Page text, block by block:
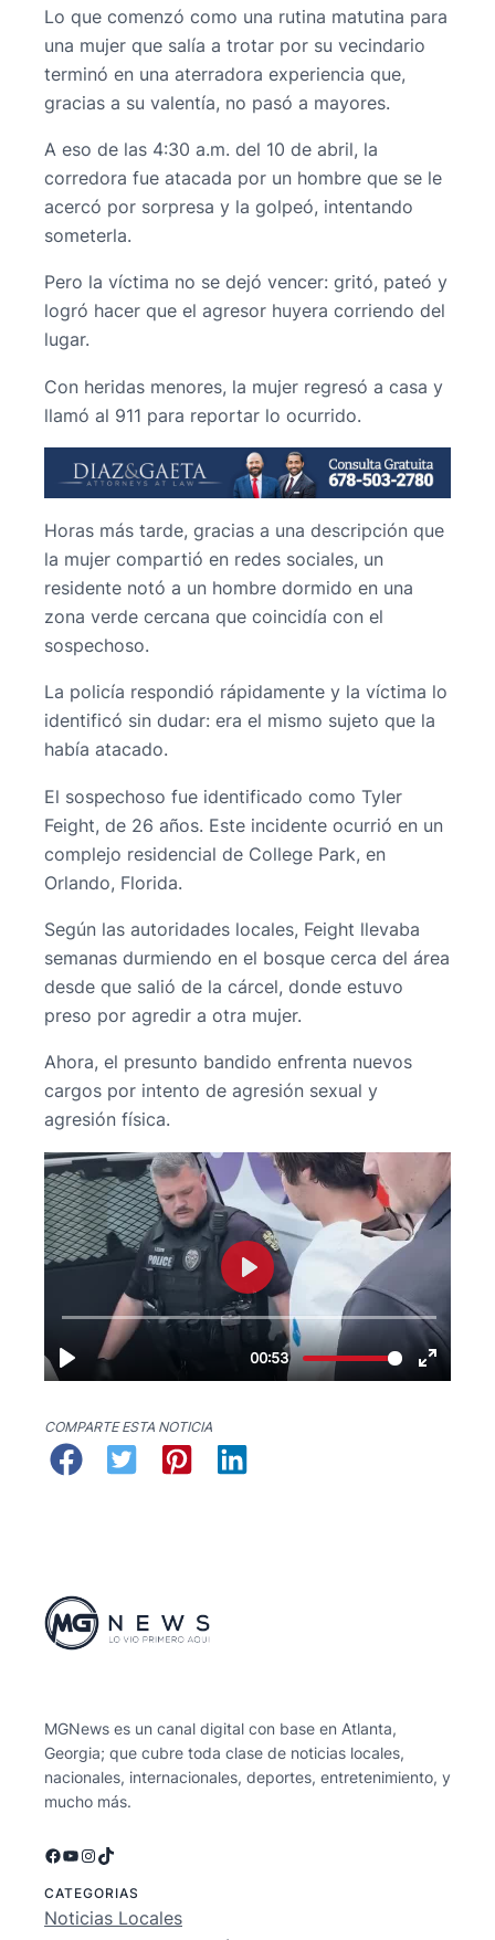
Lo que comenzó como una rutina matutina para
una mujer que salía a trotar por su vecindario
terminó en una aterradora experiencia que,
gracias a su valentía, no pasó a mayores.
A eso de las 4:30 a.m. del 10 de abril, la
corredora fue atacada por un hombre que se le
acercó por sorpresa y la golpeó, intentando
someterla.
Pero la víctima no se dejó vencer: gritó, pateó y
logró hacer que el agresor huyera corriendo del
lugar.
Con heridas menores, la mujer regresó a casa y
llamó al 911 para reportar lo ocurrido.
Horas más tarde, gracias a una descripción que
la mujer compartió en redes sociales, un
residente notó a un hombre dormido en una
zona verde cercana que coincidía con el
sospechoso.
La policía respondió rápidamente y la víctima lo
identificó sin dudar: era el mismo sujeto que la
había atacado.
El sospechoso fue identificado como Tyler
Feight, de 26 años. Este incidente ocurrió en un
complejo residencial de College Park, en
Orlando, Florida.
Según las autoridades locales, Feight llevaba
semanas durmiendo en el bosque cerca del área
desde que salió de la cárcel, donde estuvo
preso por agredir a otra mujer.
Ahora, el presunto bandido enfrenta nuevos
cargos por intento de agresión sexual y
agresión física.
COMPARTE ESTA NOTICIA
MGNews es un canal digital con base en Atlanta,
Georgia; que cubre toda clase de noticias locales,
nacionales, internacionales, deportes, entretenimiento, y
mucho más.
Facebook
YouTube
Instagram
TikTok
CATEGORIAS
Noticias Locales